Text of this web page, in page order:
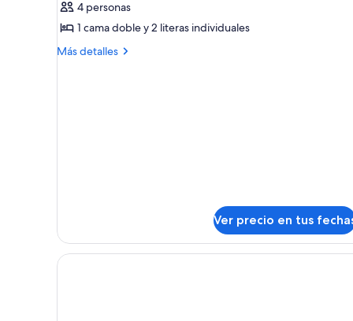
fotos
de
Cabaña
4 personas
1 cama doble y 2 literas individuales
Más detalles
Más
Ver precio en tus